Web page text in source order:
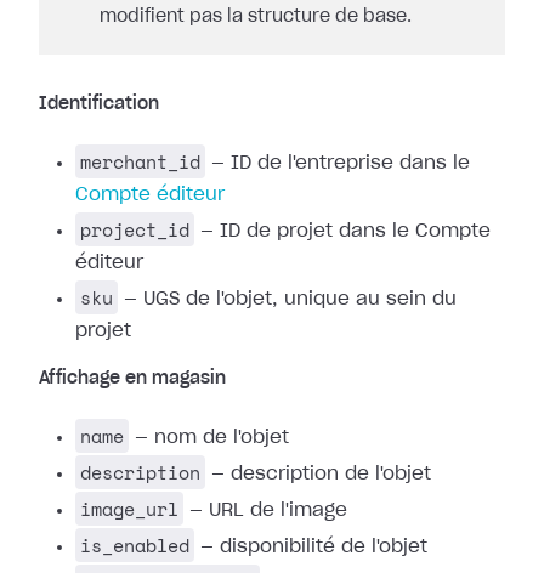
modifient pas la structure de base.
Identification
merchant_id
— ID de l'entreprise dans le
Compte éditeur
project_id
— ID de projet dans le Compte
éditeur
sku
— UGS de l'objet, unique au sein du
projet
Affichage en magasin
name — nom de l'objet
description — description de l'objet
image_url — URL de l'image
is_enabled — disponibilité de l'objet